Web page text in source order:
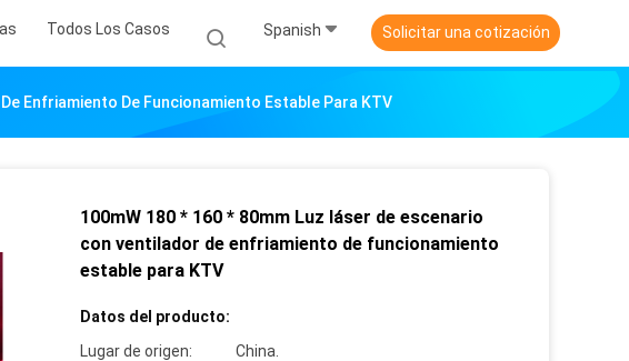
Todos Los Casos Spanish Solicitar una cotización
Enfriamiento De Funcionamiento Estable Para KTV
100mW 180 * 160 * 80mm Luz láser de escenario
con ventilador de enfriamiento de funcionamiento
estable para KTV
Datos del producto:
Lugar de origen:
China.